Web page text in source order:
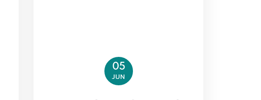
05
JUN